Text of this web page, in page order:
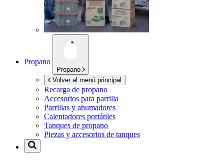
Propano
Propano
Volver al menú principal
Recarga de propano
Accesorios para parrilla
Parrillas y ahumadores
Calentadores portátiles
Tanques de propano
Piezas y accesorios de tanques